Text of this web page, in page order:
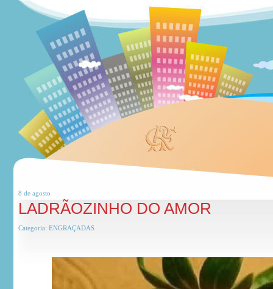
8 de agosto
LADRÃOZINHO DO AMOR
Categoria: ENGRAÇADAS